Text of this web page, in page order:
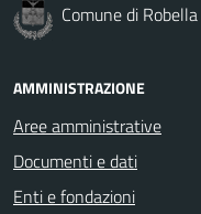
Comune di Robella
AMMINISTRAZIONE
Aree amministrative
Documenti e dati
Enti e fondazioni